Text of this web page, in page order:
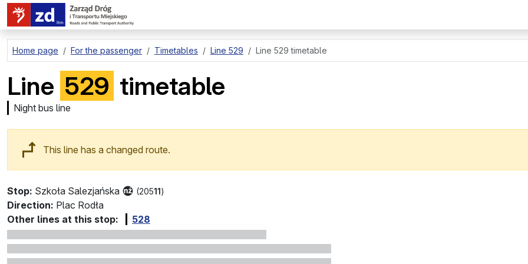
go to page content
Home page For the passenger Timetables Line 529 Line 529 timetable
Line 529 timetable
Night bus line
This line has a changed route.
Stop: Szkoła Salezjańska (20511)
Direction: Plac Rodła
Other lines at this stop:
528